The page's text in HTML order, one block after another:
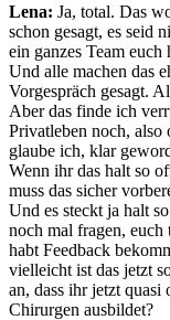
Lena: Ja, total. Das
schon gesagt, es seid
ein ganzes Team
Und alle machen das
Vorgespräch gesagt.
Aber das finde ich
Privatleben noch, also
glaube ich, klar
Wenn ihr das halt so
muss das sicher
Und es steckt ja halt
noch mal fragen,
habt Feedback
vielleicht ist das jetzt
an, dass ihr jetzt
Chirurgen ausbildet?